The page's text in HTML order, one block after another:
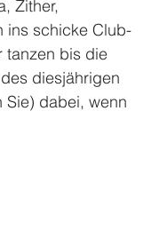
Zither,
ins schicke Club-
tanzen bis die
diesjährigen
Sie) dabei, wenn